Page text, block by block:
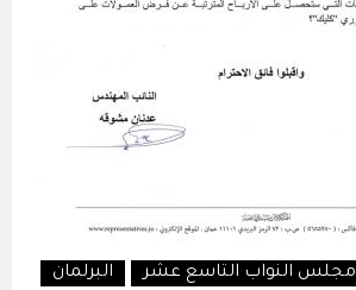
مجلس النواب التاسع عشر
البرلمان